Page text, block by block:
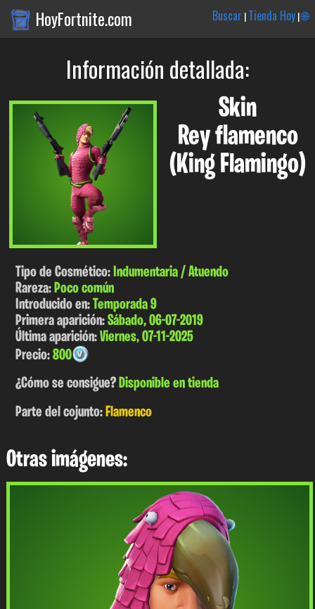
HoyFortnite.com Buscar |Tienda Hoy|🌐
Información detallada:
Skin
Rey flamenco
(King Flamingo)
Tipo de Cosmético:Indumentaria / Atuendo
Rareza:Poco común
Introducido en:Temporada 9
Primera aparición:Sábado, 06-07-2019
Última aparición:Viernes, 07-11-2025
Precio:800
¿Cómo se consigue?Disponible en tienda
Parte del cojunto:Flamenco
Otras imágenes: